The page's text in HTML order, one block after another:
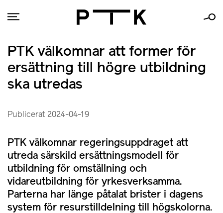
PTK välkomnar att former för
ersättning till högre utbildning
ska utredas
Publicerat 2024-04-19
PTK välkomnar regeringsuppdraget att
utreda särskild ersättningsmodell för
utbildning för omställning och
vidareutbildning för yrkesverksamma.
Parterna har länge påtalat brister i dagens
system för resurstilldelning till högskolorna.